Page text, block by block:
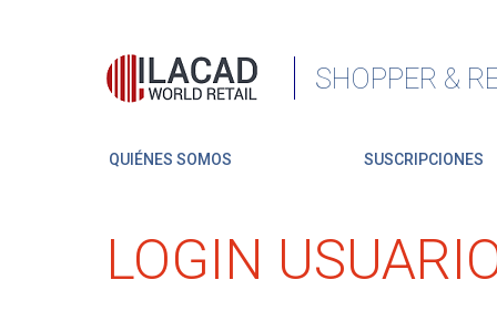
SHOPPER &
QUIÉNES SOMOS SUSCRIPCIONES
LOGIN